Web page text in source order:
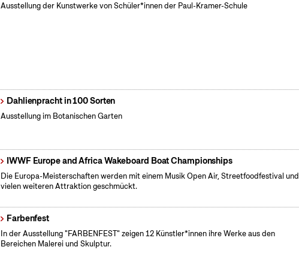
Ausstellung der Kunstwerke von Schüler*innen der Paul-Kramer-Schule
Dahlienpracht in 100 Sorten
Ausstellung im Botanischen Garten
IWWF Europe and Africa Wakeboard Boat Championships
Die Europa-Meisterschaften werden mit einem Musik Open Air, Streetfoodfestival und
vielen weiteren Attraktion geschmückt.
Farbenfest
In der Ausstellung "FARBENFEST" zeigen 12 Künstler*innen ihre Werke aus den
Bereichen Malerei und Skulptur.